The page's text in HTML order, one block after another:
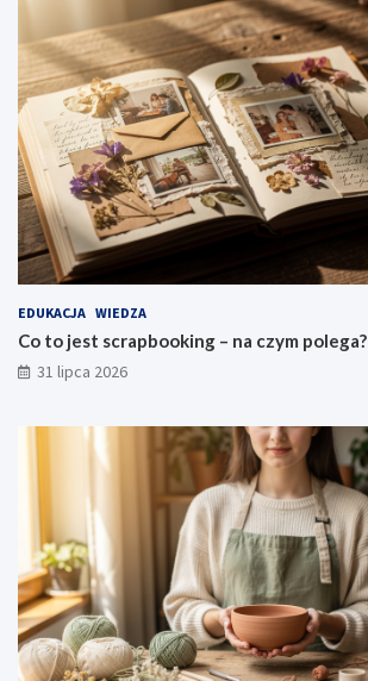
EDUKACJA WIEDZA
Co to jest scrapbooking – na czym polega?
31 lipca 2026